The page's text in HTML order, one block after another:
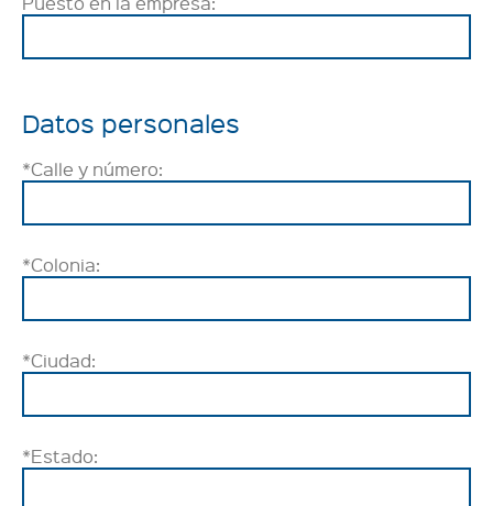
Datos personales
*Calle y número:
*Colonia:
*Ciudad:
*Estado: